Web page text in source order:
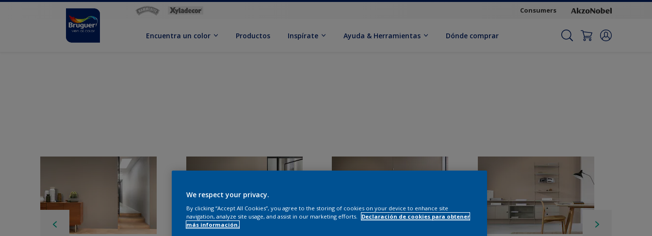
Consumers
Encuentra un color Productos Inspírate Ayuda & Herramientas Dónde comprar
We respect your privacy.
By clicking “Accept All Cookies”, you agree to the storing of cookies on your device to enhance site
navigation, analyze site usage, and assist in our marketing efforts.
Declaración de cookies para obtener
más información.